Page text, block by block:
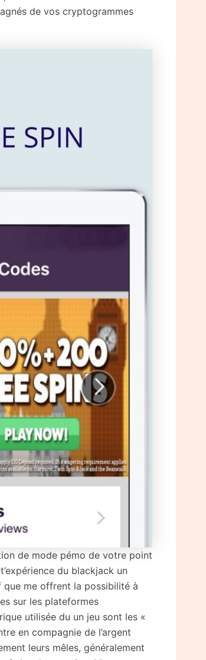
de vos cryptogrammes
de mode pémo de votre point
du blackjack un
que me offrent la possibilité à
sur les plateformes
utilisée du un jeu sont les «
en compagnie de l’argent
leurs mêles, généralement